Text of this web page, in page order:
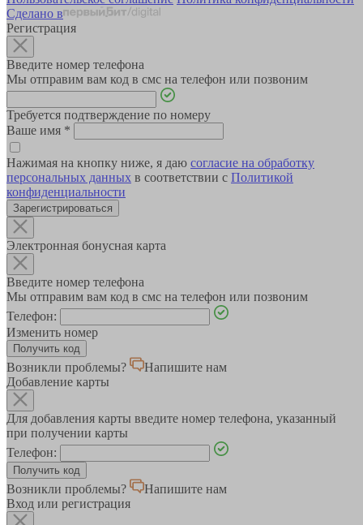
Сделано в
Регистрация
Введите номер телефона
Мы отправим вам код в смс на телефон или позвоним
Требуется подтверждение по номеру
Ваше имя *
Нажимая на кнопку ниже, я даю согласие на обработку
персональных данных в соответствии с Политикой
конфиденциальности
Зарегистрироваться
Электронная бонусная карта
Введите номер телефона
Мы отправим вам код в смс на телефон или позвоним
Телефон:
Изменить номер
Возникли проблемы?
Напишите нам
Добавление карты
Для добавления карты введите номер телефона, указанный
при получении карты
Телефон:
Возникли проблемы?
Напишите нам
Вход или регистрация